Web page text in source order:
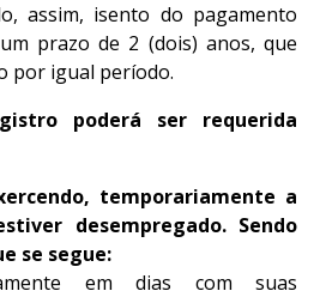
assim, isento do pagamento
prazo de 2 (dois) anos, que
por igual período.
poderá ser requerida
temporariamente a
desempregado. Sendo
se segue:
em dias com suas